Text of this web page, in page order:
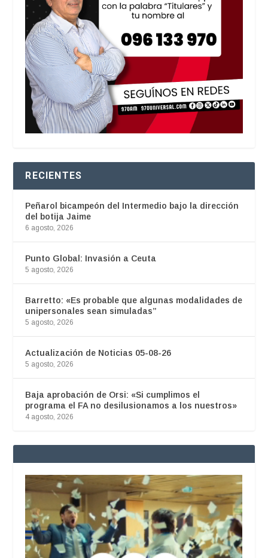
RECIENTES
Peñarol bicampeón del Intermedio bajo la dirección
del botija Jaime
6 agosto, 2026
Punto Global: Invasión a Ceuta
5 agosto, 2026
Barretto: «Es probable que algunas modalidades de
unipersonales sean simuladas”
5 agosto, 2026
Actualización de Noticias 05-08-26
5 agosto, 2026
Baja aprobación de Orsi: «Si cumplimos el
programa el FA no desilusionamos a los nuestros»
4 agosto, 2026